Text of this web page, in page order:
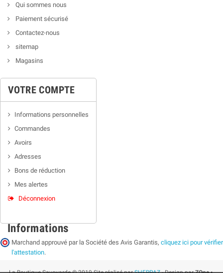
Qui sommes nous
Paiement sécurisé
Contactez-nous
sitemap
Magasins
VOTRE COMPTE
Informations personnelles
Commandes
Avoirs
Adresses
Bons de réduction
Mes alertes
Déconnexion
Informations
Marchand approuvé par la Société des Avis Garantis, cliquez ici pour vérifier
l'attestation.